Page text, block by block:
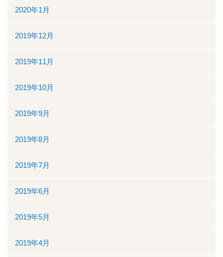
2020年1月
2019年12月
2019年11月
2019年10月
2019年9月
2019年8月
2019年7月
2019年6月
2019年5月
2019年4月